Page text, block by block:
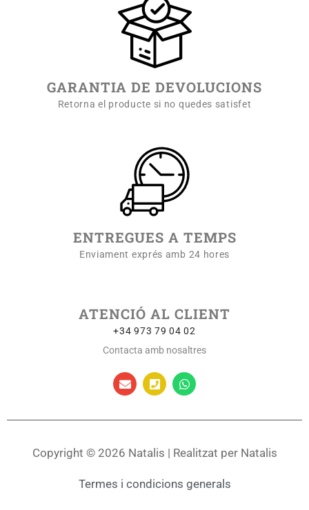
GARANTIA DE DEVOLUCIONS
Retorna el producte si no quedes satisfet
ENTREGUES A TEMPS
Enviament exprés amb 24 hores
ATENCIÓ AL CLIENT
+34 973 79 04 02
Contacta amb nosaltres
Copyright © 2026 Natalis | Realitzat per Natalis
Termes i condicions generals